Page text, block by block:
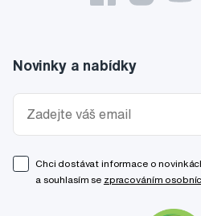
Novinky a nabídky
Chci dostávat informace o
a souhlasím se zpracováním